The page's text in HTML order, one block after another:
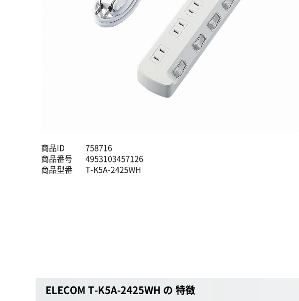
商品ID
758716
商品番号
4953103457126
商品型番
T-K5A-2425WH
ELECOM T-K5A-2425WH の 特徴